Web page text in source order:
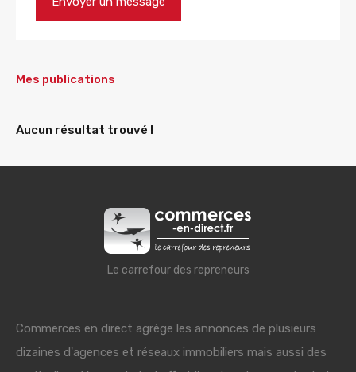
Mes publications
Aucun résultat trouvé !
Le carrefour des repreneurs
Commerces en direct agrège les annonces de plusieurs
dizaines d'agences et réseaux immobiliers mais aussi des